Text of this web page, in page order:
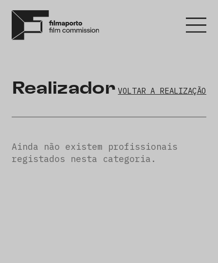
Realizador VOLTAR A REALIZAÇÃO
Ainda não existem profissionais
registados nesta categoria.